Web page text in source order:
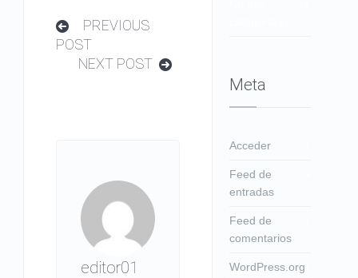
PREVIOUS
POST
NEXT POST
editor01
Meta
Acceder
Feed de
entradas
Feed de
comentarios
WordPress.org